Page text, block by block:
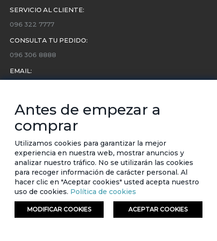
SERVICIO AL CLIENTE:
096 322 7777
CONSULTA TU PEDIDO:
096 306 8888
EMAIL:
Conoce toda la información sobre últimas colecciones,
eventos y ofertas.
Subscríbete a nuestro newsletter
SUSCRIBIRSE
© ETAFASHION 2023. Todos los derechos reservados.
Antes de empezar a
comprar
Utilizamos cookies para garantizar la mejor
experiencia en nuestra web, mostrar anuncios y
analizar nuestro tráfico. No se utilizarán las cookies
para recoger información de carácter personal. Al
hacer clic en "Aceptar cookies" usted acepta nuestro
uso de cookies. Política de cookies
MODIFICAR COOKIES ACEPTAR COOKIES